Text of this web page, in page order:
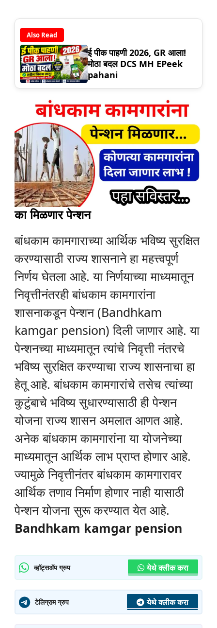
Also Read
ई पीक पाहणी 2026, GR आला!
मोठा बदल DCS MH EPeek
pahani
का मिळणार पेन्शन
बांधकाम कामगाराच्या आर्थिक भविष्य सुरक्षित
करण्यासाठी राज्य शासनाने हा महत्त्वपूर्ण
निर्णय घेतला आहे. या निर्णयाच्या माध्यमातून
निवृत्तीनंतरही बांधकाम कामगारांना
शासनाकडून पेन्शन (Bandhkam
kamgar pension) दिली जाणार आहे. या
पेन्शनच्या माध्यमातून त्यांचे निवृत्ती नंतरचे
भविष्य सुरक्षित करण्याचा राज्य शासनाचा हा
हेतू आहे. बांधकाम कामगारांचे तसेच त्यांच्या
कुटुंबाचे भविष्य सुधारण्यासाठी ही पेन्शन
योजना राज्य शासन अमलात आणत आहे.
अनेक बांधकाम कामगारांना या योजनेच्या
माध्यमातून आर्थिक लाभ प्राप्त होणार आहे.
ज्यामुळे निवृत्तीनंतर बांधकाम कामगारावर
आर्थिक तणाव निर्माण होणार नाही यासाठी
पेन्शन योजना सुरू करण्यात येत आहे.
Bandhkam kamgar pension
व्हॉट्सॲप ग्रुप येथे क्लीक करा
टेलिग्राम ग्रुप येथे क्लीक करा